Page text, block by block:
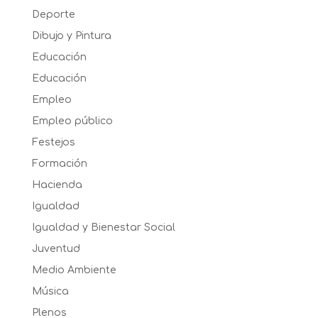
Deporte
Dibujo y Pintura
Educación
Educación
Empleo
Empleo público
Festejos
Formación
Hacienda
Igualdad
Igualdad y Bienestar Social
Juventud
Medio Ambiente
Música
Plenos